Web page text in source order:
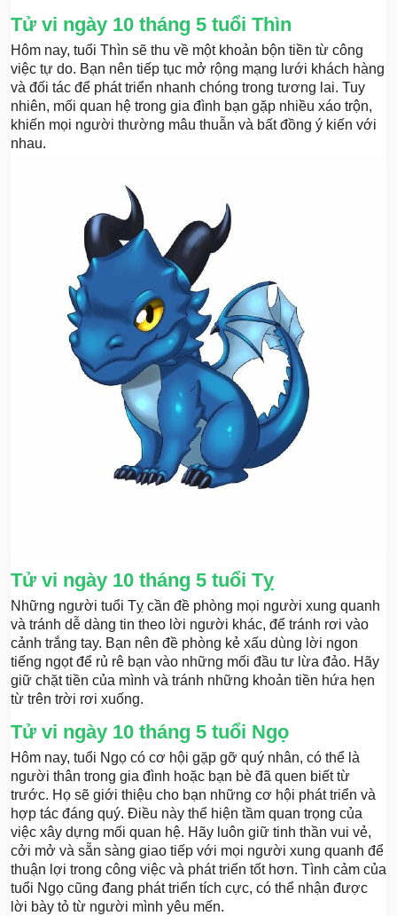
Tử vi ngày 10 tháng 5 tuổi Thìn
Hôm nay, tuổi Thìn sẽ thu về một khoản bộn tiền từ công
việc tự do. Bạn nên tiếp tục mở rộng mạng lưới khách hàng
và đối tác để phát triển nhanh chóng trong tương lai. Tuy
nhiên, mối quan hệ trong gia đình bạn gặp nhiều xáo trộn,
khiến mọi người thường mâu thuẫn và bất đồng ý kiến với
nhau.
Tử vi ngày 10 tháng 5 tuổi Tỵ
Những người tuổi Tỵ cần đề phòng mọi người xung quanh
và tránh dễ dàng tin theo lời người khác, để tránh rơi vào
cảnh trắng tay. Bạn nên đề phòng kẻ xấu dùng lời ngon
tiếng ngọt để rủ rê bạn vào những mối đầu tư lừa đảo. Hãy
giữ chặt tiền của mình và tránh những khoản tiền hứa hẹn
từ trên trời rơi xuống.
Tử vi ngày 10 tháng 5 tuổi Ngọ
Hôm nay, tuổi Ngọ có cơ hội gặp gỡ quý nhân, có thể là
người thân trong gia đình hoặc bạn bè đã quen biết từ
trước. Họ sẽ giới thiệu cho bạn những cơ hội phát triển và
hợp tác đáng quý. Điều này thể hiện tầm quan trọng của
việc xây dựng mối quan hệ. Hãy luôn giữ tinh thần vui vẻ,
cởi mở và sẵn sàng giao tiếp với mọi người xung quanh để
thuận lợi trong công việc và phát triển tốt hơn. Tình cảm của
tuổi Ngọ cũng đang phát triển tích cực, có thể nhận được
lời bày tỏ từ người mình yêu mến.